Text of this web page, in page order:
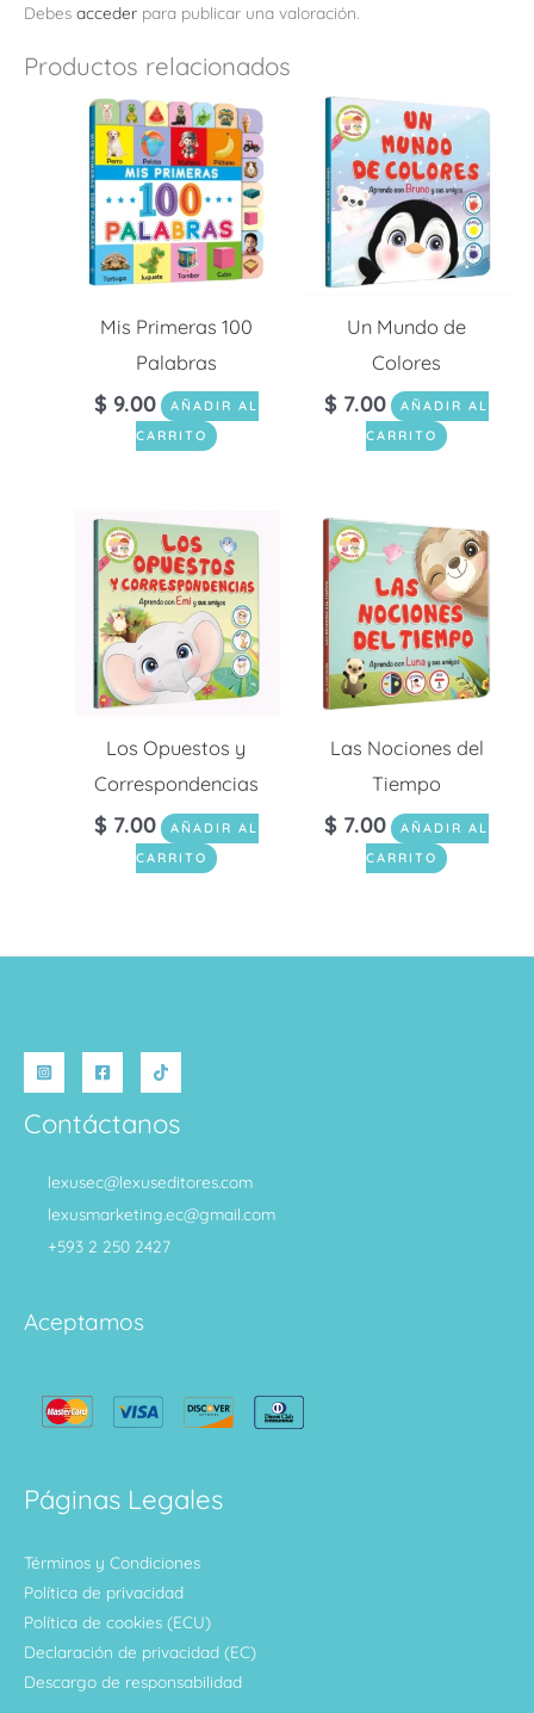
Debes acceder para publicar una valoración.
Productos relacionados
Mis Primeras 100
Palabras
$ 9.00
AÑADIR AL
CARRITO
Un Mundo de
Colores
$ 7.00
AÑADIR AL
CARRITO
Los Opuestos y
Correspondencias
$ 7.00
AÑADIR AL
CARRITO
Las Nociones del
Tiempo
$ 7.00
AÑADIR AL
CARRITO
Contáctanos
lexusec@lexuseditores.com
lexusmarketing.ec@gmail.com
+593 2 250 2427
Aceptamos
Páginas Legales
Términos y Condiciones
Política de privacidad
Política de cookies (ECU)
Declaración de privacidad (EC)
Descargo de responsabilidad